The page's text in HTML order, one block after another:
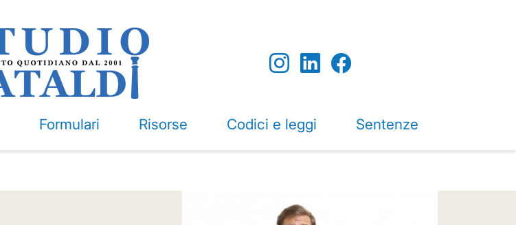
Formulari Risorse Codici e leggi Sentenze